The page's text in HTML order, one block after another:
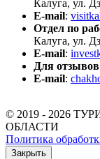
Калуга, ул.
E-mail:
Отдел по
Калуга, ул.
E-mail:
Для
E-mail:
© 2019 - 2026
ОБЛАСТИ
Политика
Закрыть